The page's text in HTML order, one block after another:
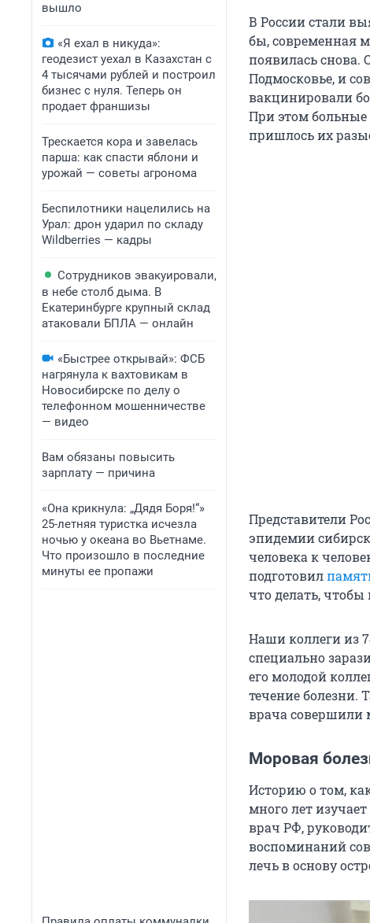
вышло
«Я ехал в никуда»:
геодезист уехал в Казахстан с
4 тысячами рублей и построил
бизнес с нуля. Теперь он
продает франшизы
Трескается кора и завелась
парша: как спасти яблони и
урожай — советы агронома
Беспилотники нацелились на
Урал: дрон ударил по складу
Wildberries — кадры
Сотрудников эвакуировали,
в небе столб дыма. В
Екатеринбурге крупный склад
атаковали БПЛА — онлайн
«Быстрее открывай»: ФСБ
нагрянула к вахтовикам в
Новосибирске по делу о
телефонном мошенничестве
— видео
Вам обязаны повысить
зарплату — причина
«Она крикнула: „Дядя Боря!“»
25-летняя туристка исчезла
ночью у океана во Вьетнаме.
Что произошло в последние
минуты ее пропажи
В России стали
бы, современная
появилась
Подмосковье, и
вакцинировали
При этом
пришлось их
Представители
эпидемии
человека к
подготовил
что делать,
Наши коллеги из
специально
его молодой
течение болезни.
врача совершили
Моровая
Историю о том,
много лет
врач РФ,
воспоминаний
лечь в основу